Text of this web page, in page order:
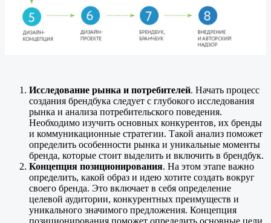
Исследование рынка и потребителей. Начать процесс
создания брендбука следует с глубокого исследования
рынка и анализа потребительского поведения.
Необходимо изучить основных конкурентов, их бренды
и коммуникационные стратегии. Такой анализ поможет
определить особенности рынка и уникальные моменты
бренда, которые стоит выделить и включить в брендбук.
Концепция позиционирования. На этом этапе важно
определить, какой образ и идею хотите создать вокруг
своего бренда. Это включает в себя определение
целевой аудитории, конкурентных преимуществ и
уникального значимого предложения. Концепция
позиционирования поможет определить основные цели